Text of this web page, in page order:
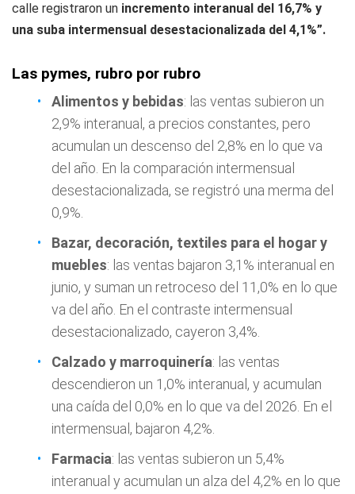
calle registraron un incremento interanual del 16,7% y
una suba intermensual desestacionalizada del 4,1%”.
Las pymes, rubro por rubro
Alimentos y bebidas: las ventas subieron un
2,9% interanual, a precios constantes, pero
acumulan un descenso del 2,8% en lo que va
del año. En la comparación intermensual
desestacionalizada, se registró una merma del
0,9%.
Bazar, decoración, textiles para el hogar y
muebles: las ventas bajaron 3,1% interanual en
junio, y suman un retroceso del 11,0% en lo que
va del año. En el contraste intermensual
desestacionalizado, cayeron 3,4%.
Calzado y marroquinería: las ventas
descendieron un 1,0% interanual, y acumulan
una caída del 0,0% en lo que va del 2026. En el
intermensual, bajaron 4,2%.
Farmacia: las ventas subieron un 5,4%
interanual y acumulan un alza del 4,2% en lo que